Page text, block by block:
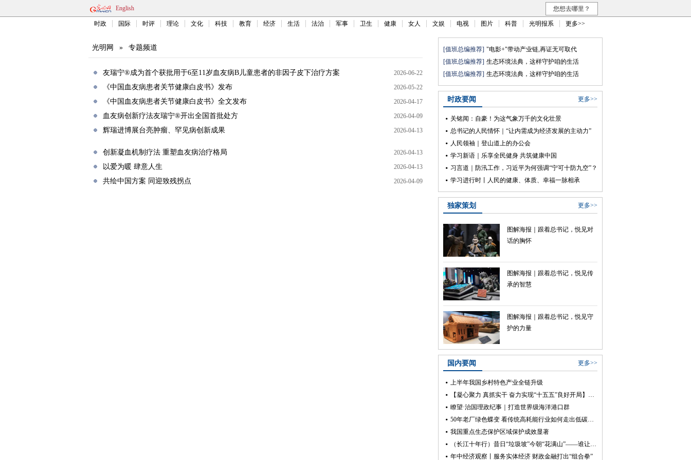
English 您想去哪里？
时政 国际 时评 理论 文化 科技 教育 经济 生活 法治 军事 卫生 健康 女人 文娱 电视 图片 科普 光明报系 更多>>
光明网 » 专题频道
友瑞宁®成为首个获批用于6至11岁血友病B儿童患者的非因子皮下治疗方案 2026-06-22
《中国血友病患者关节健康白皮书》发布 2026-05-22
《中国血友病患者关节健康白皮书》全文发布 2026-04-17
血友病创新疗法友瑞宁®开出全国首批处方 2026-04-09
辉瑞进博展台亮肿瘤、罕见病创新成果 2026-04-13
创新凝血机制疗法 重塑血友病治疗格局 2026-04-13
以爱为暖 肆意人生 2026-04-13
共绘中国方案 同迎致残拐点 2026-04-09